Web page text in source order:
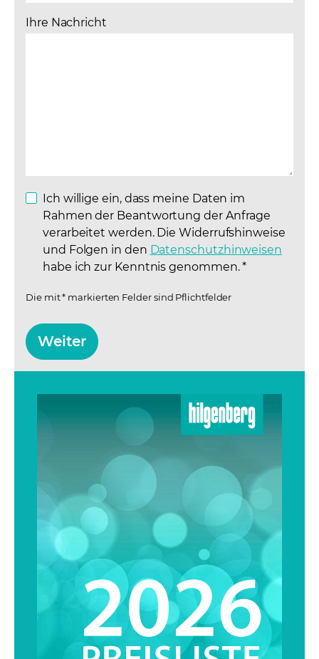
Ihre Nachricht
Ich willige ein, dass meine Daten im
Rahmen der Beantwortung der Anfrage
verarbeitet werden. Die Widerrufshinweise
und Folgen in den Datenschutzhinweisen
habe ich zur Kenntnis genommen.*
Die mit * markierten Felder sind Pflichtfelder
Weiter